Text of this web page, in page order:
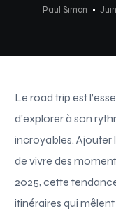
Paul Simon
Le road trip est
d’explorer à son
incroyables.
de vivre des
2025, cette
itinéraires qui